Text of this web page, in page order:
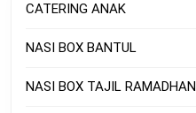
CATERING ANAK
NASI BOX BANTUL
NASI BOX TAJIL RAMADHAN